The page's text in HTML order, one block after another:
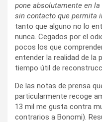
pone absolutamente en
sin contacto que permita
tanto que alguno no lo
nunca. Cegados por el
pocos los que
entender la realidad de la
tiempo útil de
De las notas de prensa
particularmente recoge
13 mil me gusta contra
contrarios a Bonomi).